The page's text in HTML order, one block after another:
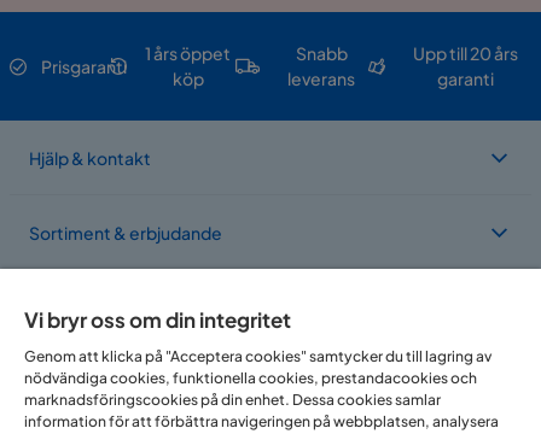
Prisgaranti
1 års öppet
köp
Snabb
leverans
Upp till 20 års
garanti
Hjälp & kontakt
Sortiment & erbjudande
Vi finns i flera länder
Vi bryr oss om din integritet
Genom att klicka på "Acceptera cookies" samtycker du till lagring av
nödvändiga cookies, funktionella cookies, prestandacookies och
marknadsföringscookies på din enhet. Dessa cookies samlar
information för att förbättra navigeringen på webbplatsen, analysera